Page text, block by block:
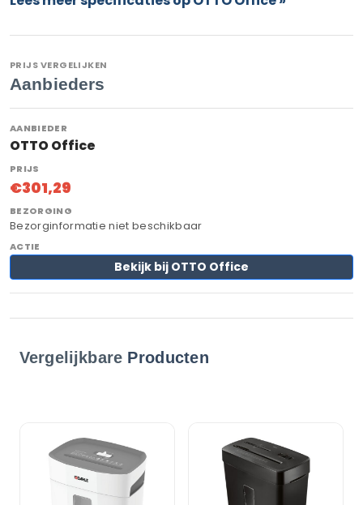
PRIJS VERGELIJKEN
Aanbieders
OTTO Office
€301,29
Bezorginformatie niet beschikbaar
Bekijk bij OTTO Office
Vergelijkbare Producten